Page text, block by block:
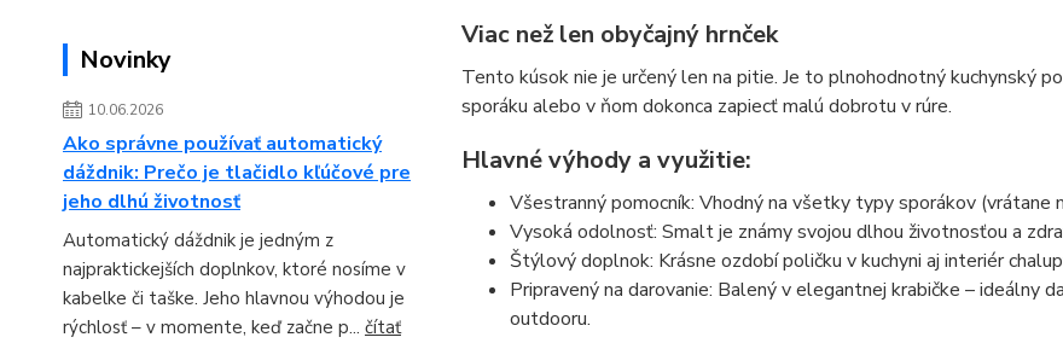
Novinky
10.06.2026
Ako správne používať automatický
dáždnik: Prečo je tlačidlo kľúčové pre
jeho dlhú životnosť
Automatický dáždnik je jedným z
najpraktickejších doplnkov, ktoré nosíme v
kabelke či taške. Jeho hlavnou výhodou je
rýchlosť – v momente, keď začne p... čítať
Viac než len obyčajný hrnček
Tento kúsok nie je určený len na pitie. Je to plnohodnotný kuchynský
sporáku alebo v ňom dokonca zapiecť malú dobrotu v rúre.
Hlavné výhody a využitie:
Všestranný pomocník: Vhodný na všetky typy sporákov (vrátane
Vysoká odolnosť: Smalt je známy svojou dlhou životnosťou a
Štýlový doplnok: Krásne ozdobí poličku v kuchyni aj interiér
Pripravený na darovanie: Balený v elegantnej krabičke – ideálny
outdooru.